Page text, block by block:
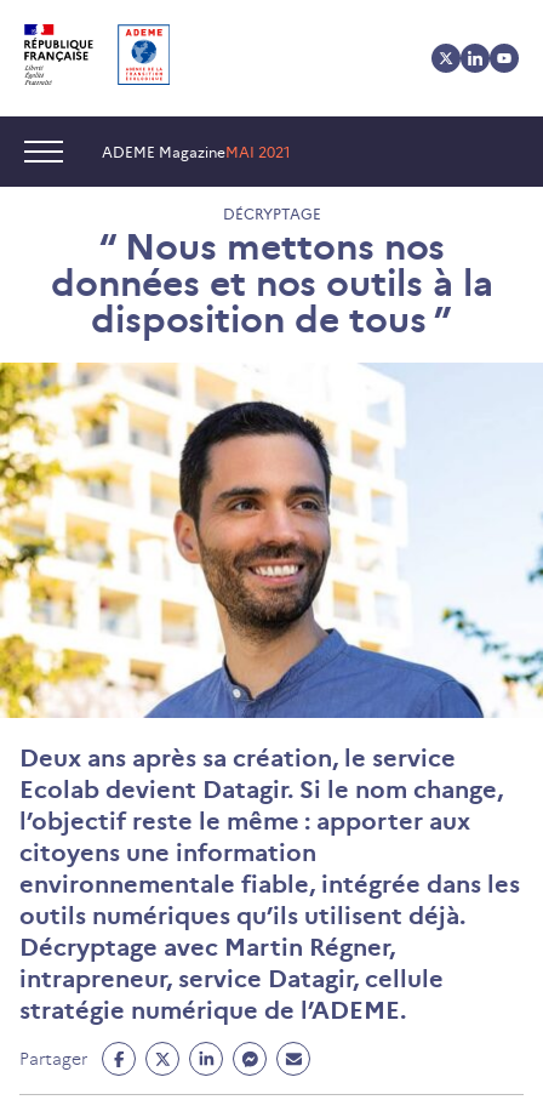
au
contenu
au
menu
des
cookies
Navigation :ADEME MagazineMAI 2021
DÉCRYPTAGE
“ Nous mettons nos
données et nos outils à la
disposition de tous ”
Deux ans après sa création, le service
Ecolab devient Datagir. Si le nom change,
l’objectif reste le même : apporter aux
citoyens une information
environnementale fiable, intégrée dans les
outils numériques qu’ils utilisent déjà.
Décryptage avec Martin Régner,
intrapreneur, service Datagir, cellule
stratégie numérique de l’ADEME.
Partager
Partage
Facebook
Partage
Twitter
Partage
Linkedin
Partage
Messenger
Partage
Mail